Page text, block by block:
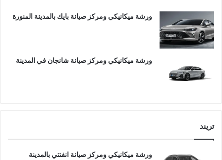
ورشة ميكانيكي ومركز صيانة بايك بالمدينة المنورة
ورشة ميكانيكي ومركز صيانة شانجان في المدينة
تريند
ورشة ميكانيكي ومركز صيانة انفنتي بالمدينة